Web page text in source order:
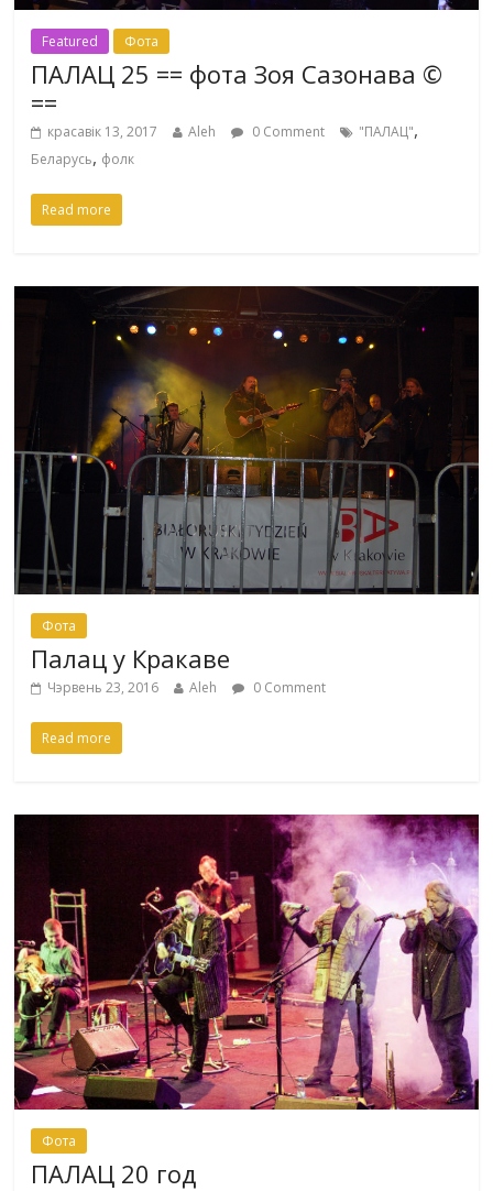
Featured Фота
ПАЛАЦ 25 == фота Зоя Сазонава ©
==
красавік 13, 2017 Aleh 0 Comment "ПАЛАЦ",
Беларусь, фолк
Read more
Фота
Палац у Кракаве
Чэрвень 23, 2016 Aleh 0 Comment
Read more
Фота
ПАЛАЦ 20 год